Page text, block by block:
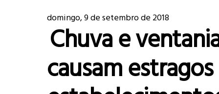
domingo, 9 de setembro de 2018
Chuva e
causam